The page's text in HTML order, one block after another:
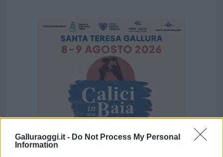
Galluraoggi.it - Do Not Process My Personal
Information